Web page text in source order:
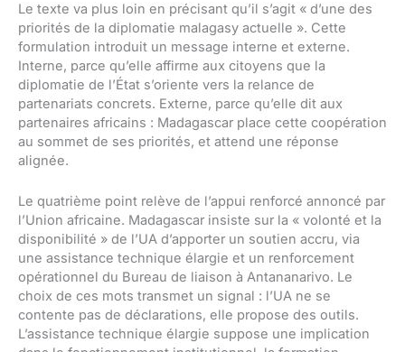
Le texte va plus loin en précisant qu’il s’agit « d’une des
priorités de la diplomatie malagasy actuelle ». Cette
formulation introduit un message interne et externe.
Interne, parce qu’elle affirme aux citoyens que la
diplomatie de l’État s’oriente vers la relance de
partenariats concrets. Externe, parce qu’elle dit aux
partenaires africains : Madagascar place cette coopération
au sommet de ses priorités, et attend une réponse
alignée.
Le quatrième point relève de l’appui renforcé annoncé par
l’Union africaine. Madagascar insiste sur la « volonté et la
disponibilité » de l’UA d’apporter un soutien accru, via
une assistance technique élargie et un renforcement
opérationnel du Bureau de liaison à Antananarivo. Le
choix de ces mots transmet un signal : l’UA ne se
contente pas de déclarations, elle propose des outils.
L’assistance technique élargie suppose une implication